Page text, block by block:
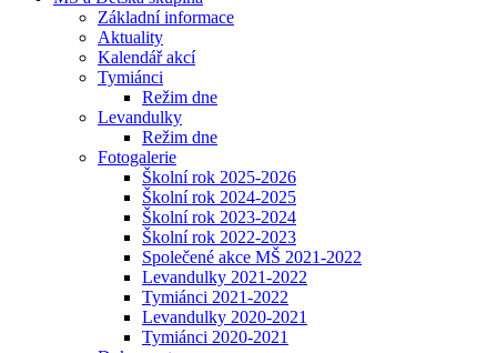
Základní informace
Aktuality
Kalendář akcí
Tymiánci
Režim dne
Levandulky
Režim dne
Fotogalerie
Školní rok 2025-2026
Školní rok 2024-2025
Školní rok 2023-2024
Školní rok 2022-2023
Společené akce MŠ 2021-2022
Levandulky 2021-2022
Tymiánci 2021-2022
Levandulky 2020-2021
Tymiánci 2020-2021